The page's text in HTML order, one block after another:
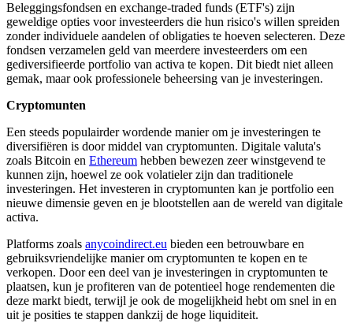
Beleggingsfondsen en exchange-traded funds (ETF's) zijn
geweldige opties voor investeerders die hun risico's willen spreiden
zonder individuele aandelen of obligaties te hoeven selecteren. Deze
fondsen verzamelen geld van meerdere investeerders om een
gediversifieerde portfolio van activa te kopen. Dit biedt niet alleen
gemak, maar ook professionele beheersing van je investeringen.
Cryptomunten
Een steeds populairder wordende manier om je investeringen te
diversifiëren is door middel van cryptomunten. Digitale valuta's
zoals Bitcoin en Ethereum hebben bewezen zeer winstgevend te
kunnen zijn, hoewel ze ook volatieler zijn dan traditionele
investeringen. Het investeren in cryptomunten kan je portfolio een
nieuwe dimensie geven en je blootstellen aan de wereld van digitale
activa.
Platforms zoals anycoindirect.eu bieden een betrouwbare en
gebruiksvriendelijke manier om cryptomunten te kopen en te
verkopen. Door een deel van je investeringen in cryptomunten te
plaatsen, kun je profiteren van de potentieel hoge rendementen die
deze markt biedt, terwijl je ook de mogelijkheid hebt om snel in en
uit je posities te stappen dankzij de hoge liquiditeit.